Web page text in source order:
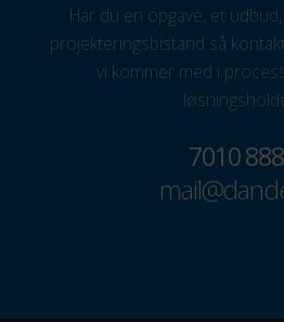
Har du en opgave, et
projekteringsbistand så
vi kommer med i
7010